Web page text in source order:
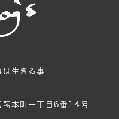
は生きる事
靱本町一丁目6番14号